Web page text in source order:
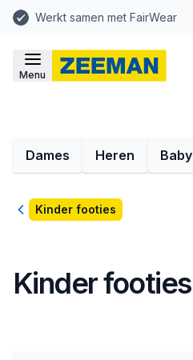
Werkt samen met FairWear
Menu
Dames Heren Baby
TerugKinder footies
Kinder footies